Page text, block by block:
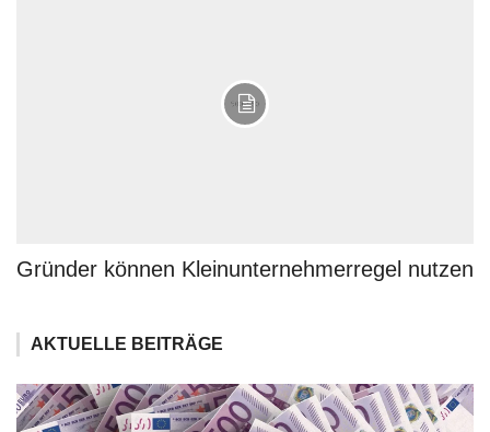
Gründer können Kleinunternehmerregel nutzen
AKTUELLE BEITRÄGE